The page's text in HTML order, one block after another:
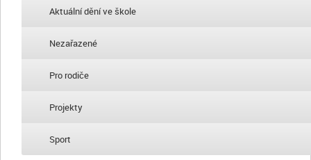
Aktuální dění ve škole
Nezařazené
Pro rodiče
Projekty
Sport